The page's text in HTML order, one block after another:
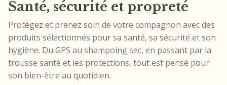
Santé, sécurité et propreté
Protégez et prenez soin de votre compagnon avec des
produits sélectionnés pour sa santé, sa sécurité et son
hygiène. Du GPS au shampoing sec, en passant par la
trousse santé et les protections, tout est pensé pour
son bien-être au quotidien.